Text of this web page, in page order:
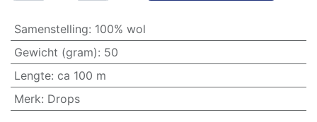
Samenstelling: 100% wol
Gewicht (gram): 50
Lengte: ca 100 m
Merk: Drops